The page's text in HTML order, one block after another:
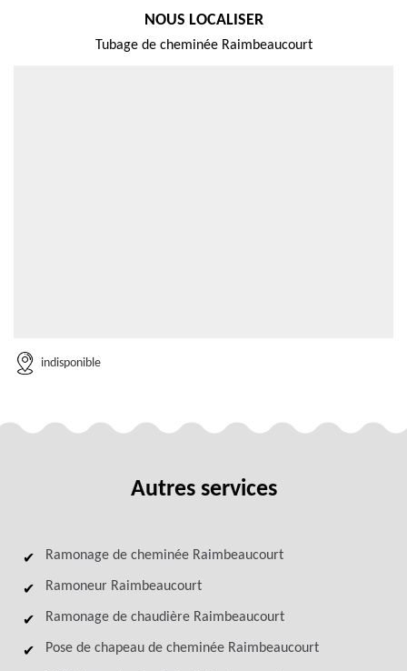
NOUS LOCALISER
Tubage de cheminée Raimbeaucourt
indisponible
Autres services
Ramonage de cheminée Raimbeaucourt
Ramoneur Raimbeaucourt
Ramonage de chaudière Raimbeaucourt
Pose de chapeau de cheminée Raimbeaucourt